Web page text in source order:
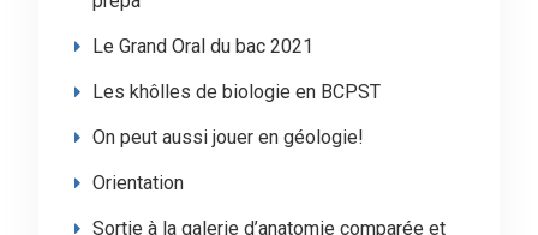
Le Grand Oral du bac 2021
Les khôlles de biologie en BCPST
On peut aussi jouer en géologie!
Orientation
Sortie à la galerie d’anatomie comparée et